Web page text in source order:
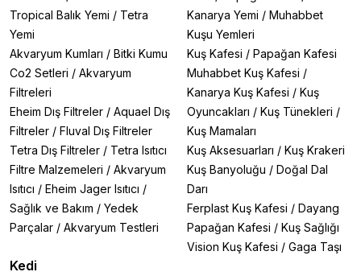
Tropical Balık Yemi / Tetra
Yemi
Akvaryum Kumları / Bitki Kumu
Co2 Setleri / Akvaryum
Filtreleri
Eheim Dış Filtreler / Aquael Dış
Filtreler / Fluval Dış Filtreler
Tetra Dış Filtreler / Tetra Isıtıcı
Filtre Malzemeleri / Akvaryum
Isıtıcı / Eheim Jager Isıtıcı /
Sağlık ve Bakım / Yedek
Parçalar / Akvaryum Testleri
Kedi
Kanarya Yemi / Muhabbet
Kuşu Yemleri
Kuş Kafesi / Papağan Kafesi
Muhabbet Kuş Kafesi /
Kanarya Kuş Kafesi / Kuş
Oyuncakları / Kuş Tünekleri /
Kuş Mamaları
Kuş Aksesuarları / Kuş Krakeri
Kuş Banyoluğu / Doğal Dal
Darı
Ferplast Kuş Kafesi / Dayang
Papağan Kafesi / Kuş Sağlığı
Vision Kuş Kafesi / Gaga Taşı